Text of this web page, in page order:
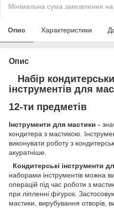
Мінімальна сума замовлення
Опис Характеристики
Опис
Набір
інструментів для
12-ти предметів
Інструменти для мастики -
кондитера з мастикою.
виконувати роботу з
акуратніше.
Кондитерські інструменти
наборами інструментів можна
операцій під час роботи з
при ліпленні фігурок.
мастики, вирубування отворів,